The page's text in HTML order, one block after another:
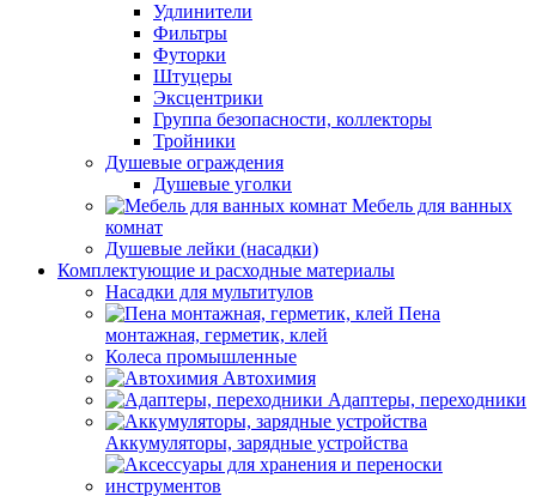
Удлинители
Фильтры
Футорки
Штуцеры
Эксцентрики
Группа безопасности, коллекторы
Тройники
Душевые ограждения
Душевые уголки
Мебель для ванных
комнат
Душевые лейки (насадки)
Комплектующие и расходные материалы
Насадки для мультитулов
Пена
монтажная, герметик, клей
Колеса промышленные
Автохимия
Адаптеры, переходники
Аккумуляторы, зарядные устройства